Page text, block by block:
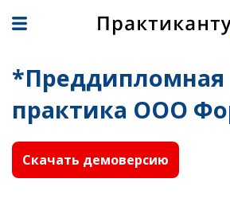
*Преддипломная
практика ООО
Скачать демоверсию